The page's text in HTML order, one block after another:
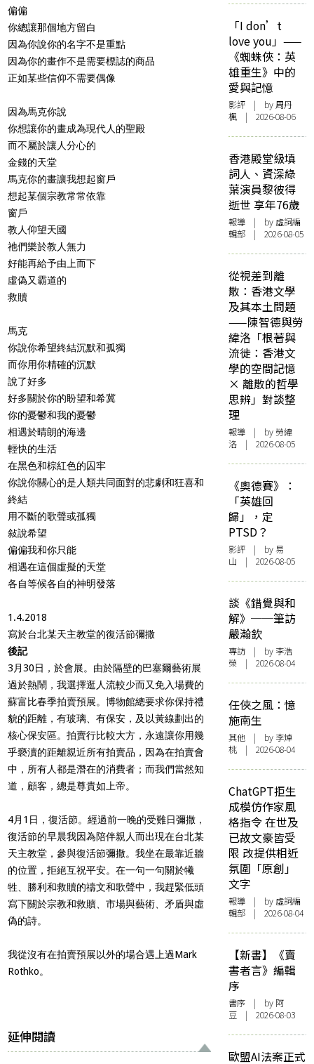
偏偏
你總讓那個地方留白
因為你說你的名字不是重點
因為你的畫作不是需要標誌的商品
正如某些信仰不需要偶像
因為馬克你說
你想讓你的畫成為現代人的聖殿
而不屬於讓人分心的
金錢的天堂
馬克你的畫讓我想起窗戶
想起某個宗教常常依靠
窗戶
教人仰望天國
祂們樂於教人無力
好能再給予由上而下
虛偽又霸道的
救贖
馬克
你說你希望終結沉默和孤獨
而你用你精確的沉默
說了好多
好多關於你的盼望和希冀
你的憂鬱和我的憂鬱
相遇於晴朗的海邊
輕快的生活
在黑色和棕紅色的囚牢
你說你關心的是人類共同面對的悲劇和狂喜和
終結
用不斷的歌聲或孤獨
敍說希望
偏偏我和你只能
相遇在這個虛擬的天堂
各自等候各自的神明發落
1.4.2018
寫於台北某天主教堂的復活節彌撒
後記
3月30日，於會展。由於隔壁的巴塞爾藝術展
過於熱鬧，我選擇逛人流較少而又免入場費的
蘇富比春季拍賣預展。博物館總要求你保持禮
貌的距離，有玻璃、有保安，及以黃線劃出的
核心保安區。拍賣行比較大方，永遠讓你用幾
乎褻瀆的距離親近所有拍賣品，因為在拍賣會
中，所有人都是潛在的消費者；而我們當然知
道，顧客，總是尊貴如上帝。
4月1日，復活節。經過前一晚的受難日彌撒，
復活節的早晨我因為陪伴親人而出現在台北某
天主教堂，參與復活節彌撒。我坐在最靠近牆
的位置，拒絕互祝平安。在一句一句關於犧
牲、勝利和救贖的禱文和歌聲中，我趕緊低頭
寫下關於宗教和救贖、市場與藝術、矛盾與虛
偽的詩。
我從沒有在拍賣預展以外的場合遇上過Mark
Rothko。
延伸閱讀
「I don’t
love you」——
《蜘蛛俠：英
雄重生》中的
愛與記憶
影評 | by周丹
楓 | 2026-08-06
香港殿堂級填
詞人、資深綠
葉演員黎彼得
逝世 享年76歲
報導 | by 虛詞編
輯部 | 2026-08-05
從視差到離
散：香港文學
及其本土問題
——陳智德與勞
緯洛「根著與
流徙：香港文
學的空間記憶
× 離散的哲學
思辨」對談整
理
報導 | by 勞緯
洛 | 2026-08-05
《奧德賽》：
「英雄回
歸」，定
PTSD？
影評 | by 易
山 | 2026-08-05
談《錯覺與和
解》──筆訪
嚴瀚欽
專訪 | by 李浩
榮 | 2026-08-04
任俠之風：憶
施南生
其他 | by 李焯
桃 | 2026-08-04
ChatGPT拒生
成模仿作家風
格指令 在世及
已故文豪皆受
限 改提供相近
氛圍「原創」
文字
報導 | by 虛詞編
輯部 | 2026-08-04
【新書】《賣
書者言》編輯
序
書序 | by 阿
豆 | 2026-08-03
歐盟AI法案正式